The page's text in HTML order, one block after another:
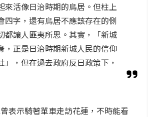
來活像日治時期的鳥居。但柱上
四字，還有鳥居不應該存在的側
都讓人匪夷所思。其實，「新城
，正是日治時期新城人民的信仰
」，但在過去政府反日政策下，
表示騎著單車走訪花蓮，不時能看